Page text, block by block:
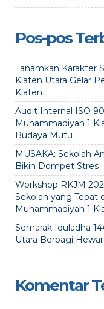
Pos-pos
Tanamkan Karakter
Klaten Utara Gelar
Klaten
Audit Internal ISO
Muhammadiyah 1
Budaya Mutu
MUSAKA: Sekolah
Bikin Dompet Stres
Workshop RKJM
Sekolah yang Tepat
Muhammadiyah 1
Semarak Iduladha
Utara Berbagi
Komentar